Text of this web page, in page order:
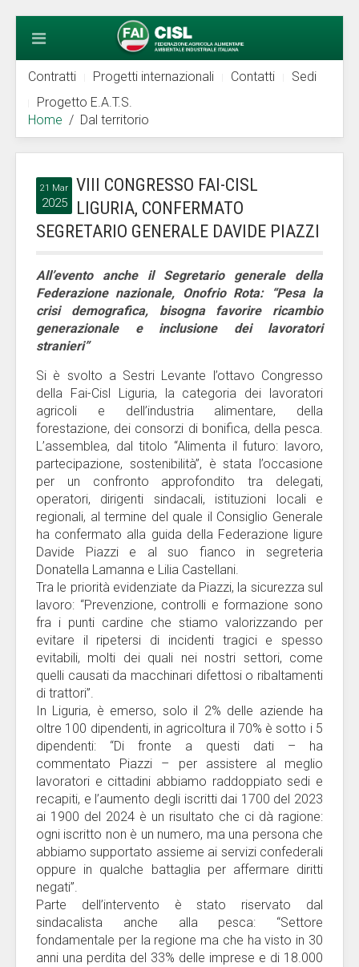
Contratti Progetti internazionali Contatti
Sedi
Progetto E.A.T.S.
Home
Dal territorio
21 Mar
2025
VIII CONGRESSO FAI-CISL
LIGURIA, CONFERMATO
SEGRETARIO GENERALE DAVIDE PIAZZI
All’evento anche il Segretario generale della
Federazione nazionale, Onofrio Rota: “Pesa la
crisi demografica, bisogna favorire ricambio
generazionale e inclusione dei lavoratori
stranieri”
Si è svolto a Sestri Levante l’ottavo Congresso
della Fai-Cisl Liguria, la categoria dei lavoratori
agricoli e dell’industria alimentare, della
forestazione, dei consorzi di bonifica, della pesca.
L’assemblea, dal titolo “Alimenta il futuro: lavoro,
partecipazione, sostenibilità”, è stata l’occasione
per un confronto approfondito tra delegati,
operatori, dirigenti sindacali, istituzioni locali e
regionali, al termine del quale il Consiglio Generale
ha confermato alla guida della Federazione ligure
Davide Piazzi e al suo fianco in segreteria
Donatella Lamanna e Lilia Castellani.
Tra le priorità evidenziate da Piazzi, la sicurezza sul
lavoro: “Prevenzione, controlli e formazione sono
fra i punti cardine che stiamo valorizzando per
evitare il ripetersi di incidenti tragici e spesso
evitabili, molti dei quali nei nostri settori, come
quelli causati da macchinari difettosi o ribaltamenti
di trattori”.
In Liguria, è emerso, solo il 2% delle aziende ha
oltre 100 dipendenti, in agricoltura il 70% è sotto i 5
dipendenti: “Di fronte a questi dati – ha
commentato Piazzi – per assistere al meglio
lavoratori e cittadini abbiamo raddoppiato sedi e
recapiti, e l’aumento degli iscritti dai 1700 del 2023
ai 1900 del 2024 è un risultato che ci dà ragione:
ogni iscritto non è un numero, ma una persona che
abbiamo supportato assieme ai servizi confederali
oppure in qualche battaglia per affermare diritti
negati”.
Parte dell’intervento è stato riservato dal
sindacalista anche alla pesca: “Settore
fondamentale per la regione ma che ha visto in 30
anni una perdita del 33% delle imprese e di 18.000